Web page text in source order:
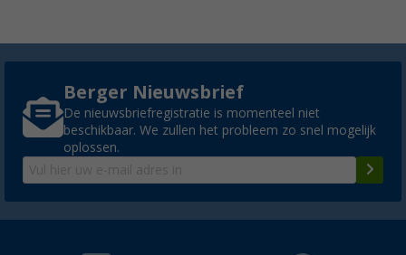
Berger Nieuwsbrief
De nieuwsbriefregistratie is momenteel niet
beschikbaar. We zullen het probleem zo snel mogelijk
oplossen.